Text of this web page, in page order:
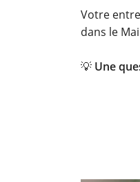
Votre
dans le
💡 Une